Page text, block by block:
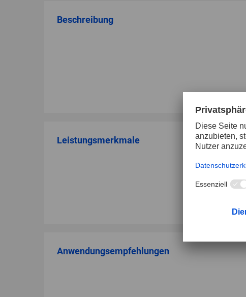
Beschreibung
Leistungsmerkmale
Anwendungsempfehlungen